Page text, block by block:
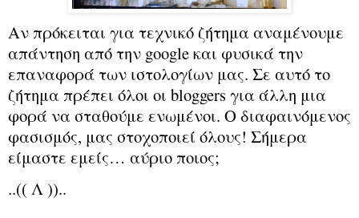
Αν πρόκειται για τεχνικό ζήτημα αναμένουμε
απάντηση από την googleκαι φυσικά την
επαναφορά των ιστολογίων μας. Σε αυτό το
ζήτημα πρέπει όλοι οι bloggers για άλλη μια
φορά να σταθούμε ενωμένοι. Ο διαφαινόμενος
φασισμός, μας στοχοποιεί όλους! Σήμερα
είμαστε εμείς… αύριο ποιος;
..(( Λ ))..